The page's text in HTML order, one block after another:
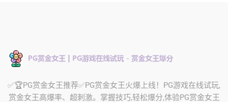
✅🏆PG赏金女王推荐✅PG赏金女王火爆上线！PG游戏在线试玩,
赏金女王高爆率、超刺激。掌握技巧,轻松爆分,体验PG赏金女王